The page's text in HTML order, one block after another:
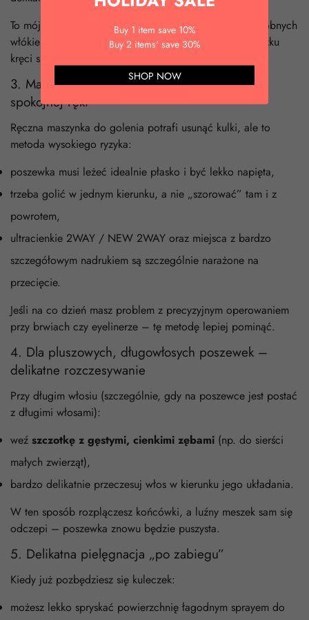
To mój numer jeden do usuwania sierści zwierząt
i drobnych
włókien z poszewki, zwłaszcza w domach, gdzie po łóżku
kręci się kot albo pies.
3. Maszynka do golenia – opcja dla bardzo
spokojnej ręki
Ręczna maszynka do golenia potrafi usunąć kulki, ale to
metoda wysokiego ryzyka:
poszewka musi leżeć idealnie płasko i być lekko napięta,
trzeba golić w jednym kierunku, a nie „szorować” tam i z
powrotem,
ultracienkie 2WAY / NEW 2WAY oraz miejsca z bardzo
szczegółowym nadrukiem są szczególnie narażone na
przecięcie.
Jeśli na co dzień masz problem z precyzyjnym operowaniem
przy brwiach czy eyelinerze – tę metodę lepiej pominąć.
4. Dla pluszowych, długowłosych poszewek –
delikatne rozczesywanie
Przy długim włosiu (szczególnie, gdy na poszewce jest postać
z długimi włosami):
weź szczotkę z gęstymi, cienkimi zębami (np. do sierści
małych zwierząt),
bardzo delikatnie przeczesuj włos w kierunku jego układania.
W ten sposób rozplączesz końcówki, a luźny meszek sam się
odczepi – poszewka znowu będzie puszysta.
5. Delikatna pielęgnacja „po zabiegu”
Kiedy już pozbędziesz się kuleczek:
możesz lekko spryskać powierzchnię łagodnym sprayem do
Buy 1 item save 10%
Buy 2 items' save 30%
SHOP NOW